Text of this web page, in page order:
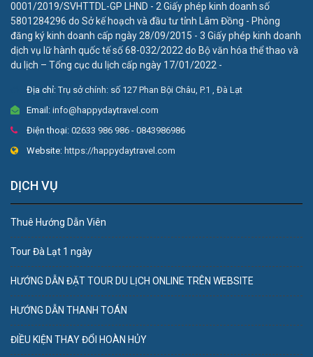
0001/2019/SVHTTDL-GP LHND - 2 Giấy phép kinh doanh số
5801284296 do Sở kế hoạch và đầu tư tỉnh Lâm Đồng - Phòng
đăng ký kinh doanh cấp ngày 28/09/2015 - 3 Giấy phép kinh doanh
dịch vụ lữ hành quốc tế số 68-032/2022 do Bộ văn hóa thể thao và
du lịch – Tổng cục du lịch cấp ngày 17/01/2022 -
Địa chỉ:Trụ sở chính: số 127 Phan Bội Châu, P.1 , Đà Lạt
Email: info@happydaytravel.com
Điện thoại: 02633 986 986 - 0843986986
Website: https://happydaytravel.com
DỊCH VỤ
Thuê Hướng Dẫn Viên
Tour Đà Lạt 1 ngày
HƯỚNG DẪN ĐẶT TOUR DU LỊCH ONLINE TRÊN WEBSITE
HƯỚNG DẪN THANH TOÁN
ĐIỀU KIỆN THAY ĐỔI HOÀN HỦY